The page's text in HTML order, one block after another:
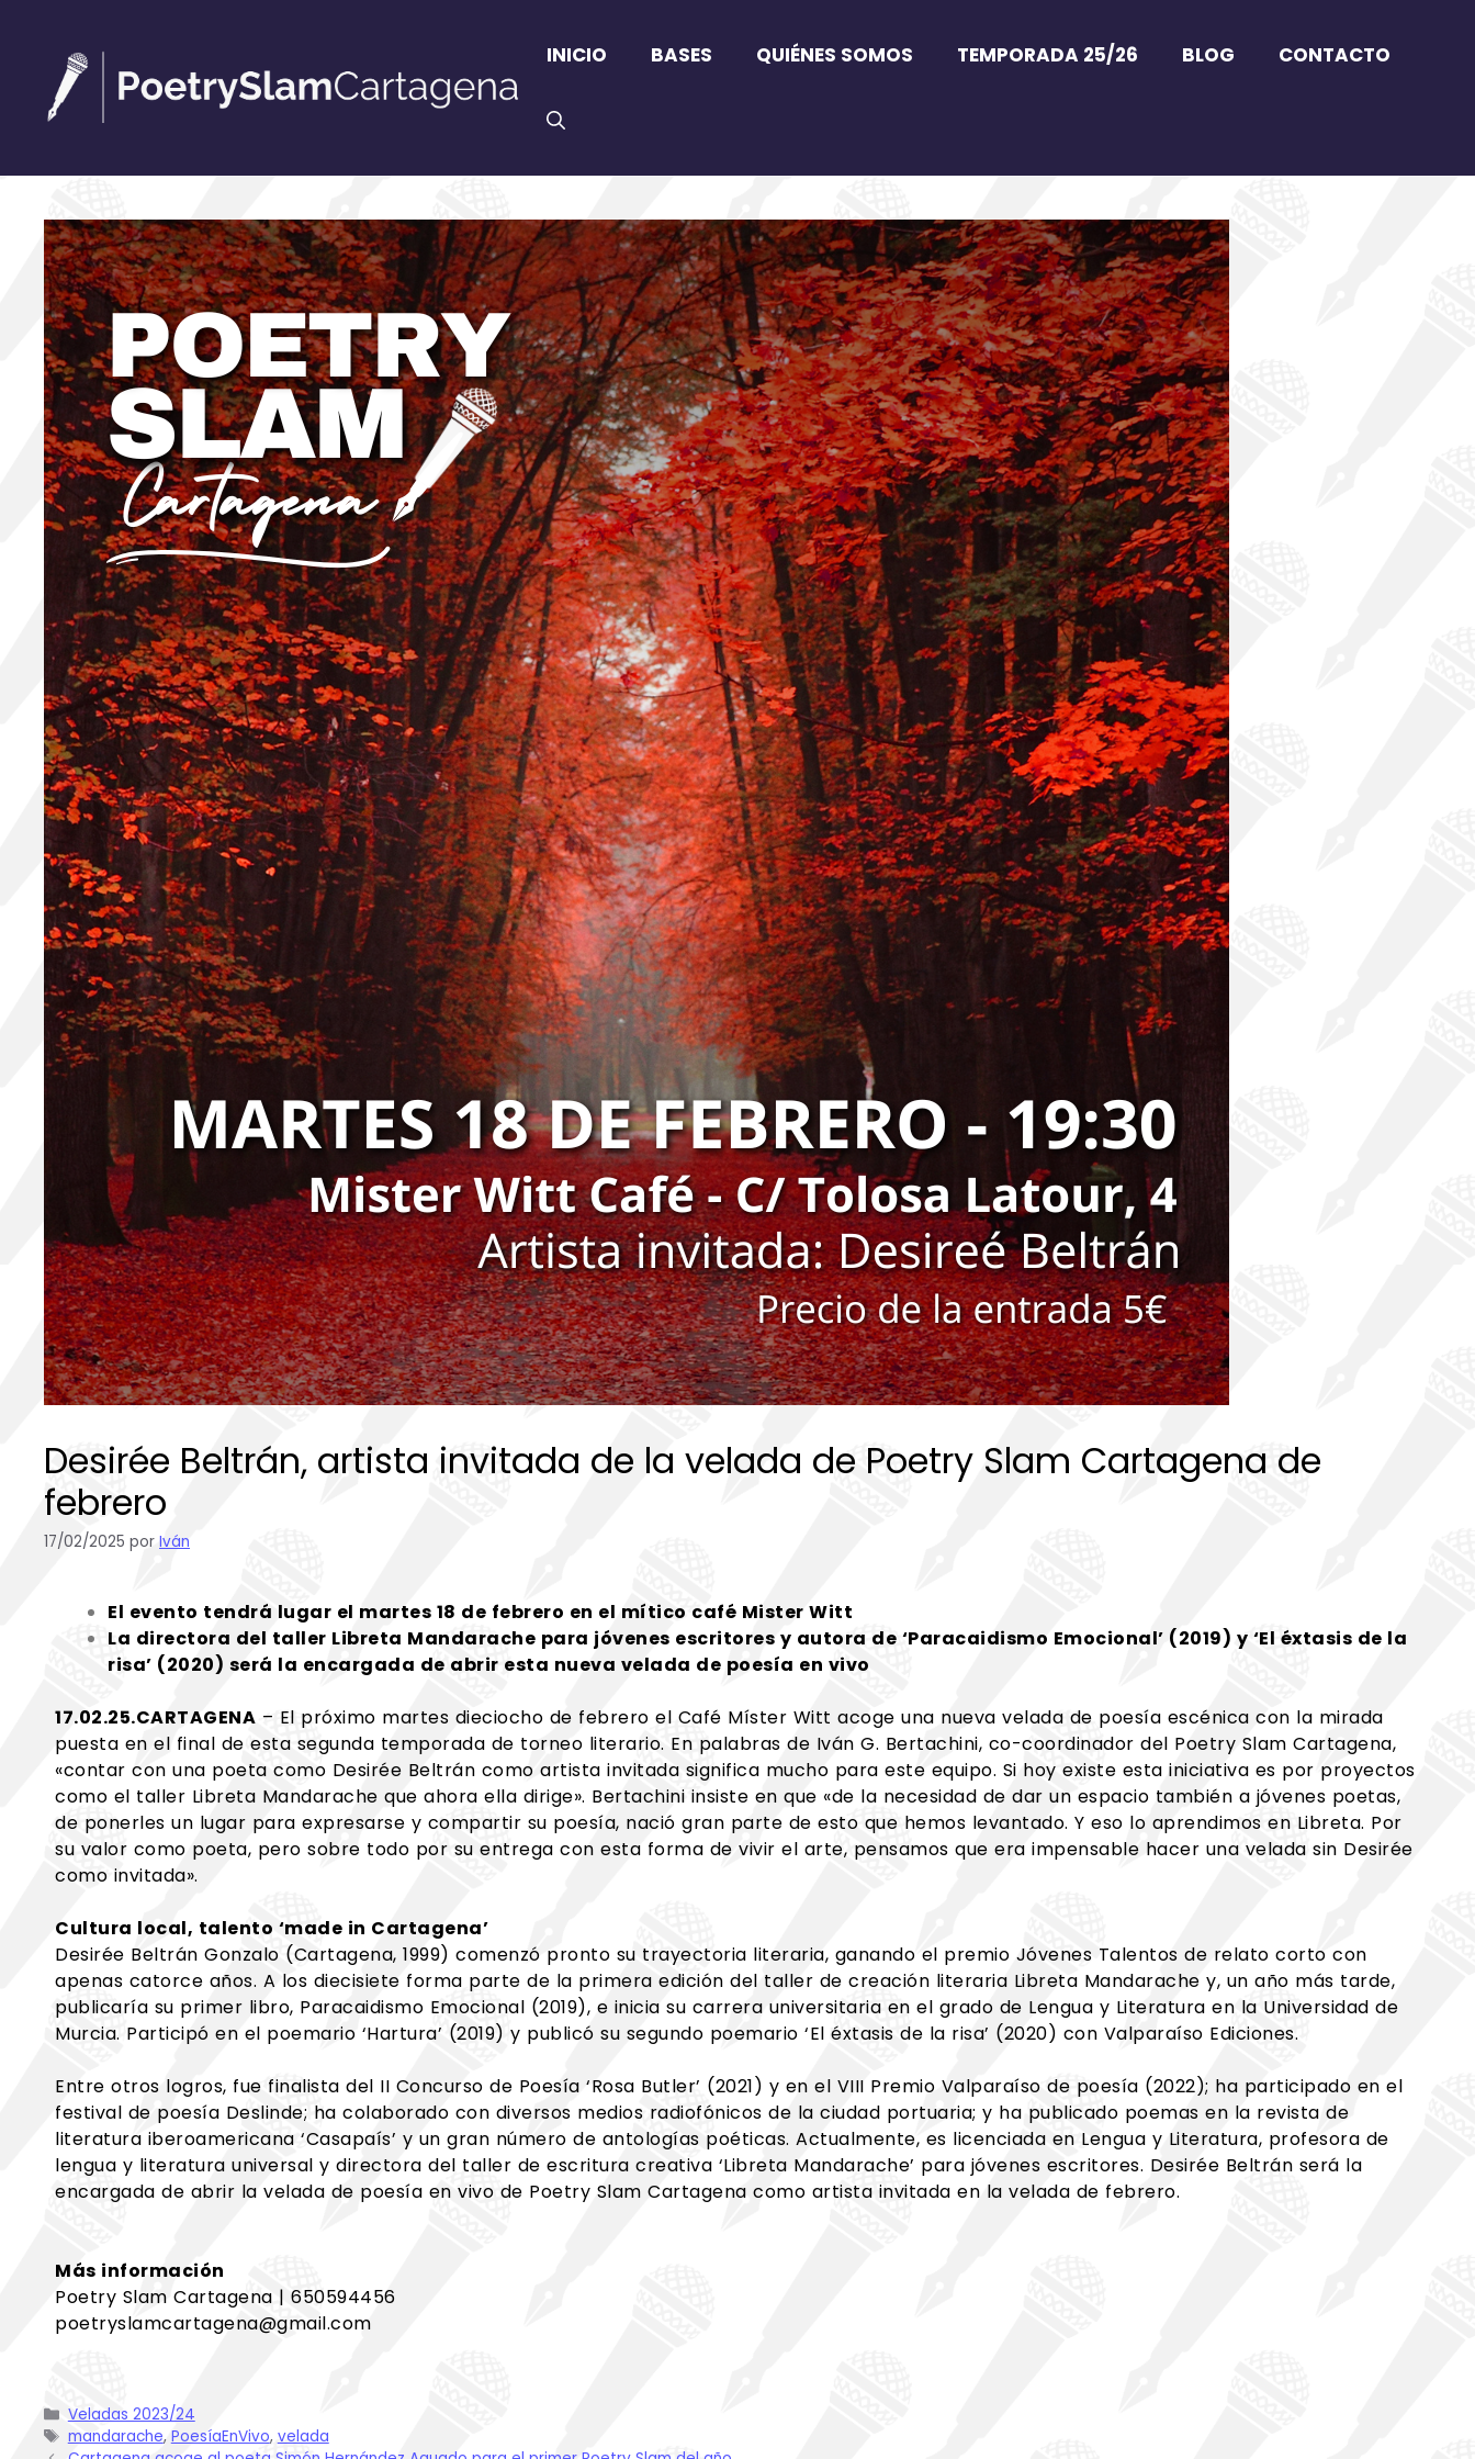
INICIO BASES QUIÉNES SOMOS TEMPORADA 25/26 BLOG CONTACTO
Desirée Beltrán, artista invitada de la velada de Poetry Slam Cartagena de
febrero
17/02/2025 por Iván
El evento tendrá lugar el martes 18 de febrero en el mítico café Mister Witt
La directora del taller Libreta Mandarache para jóvenes escritores y autora de ‘Paracaidismo Emocional’ (2019) y ‘El éxtasis de la
risa’ (2020) será la encargada de abrir esta nueva velada de poesía en vivo
17.02.25.CARTAGENA – El próximo martes dieciocho de febrero el Café Míster Witt acoge una nueva velada de poesía escénica con la mirada
puesta en el final de esta segunda temporada de torneo literario. En palabras de Iván G. Bertachini, co-coordinador del Poetry Slam Cartagena,
«contar con una poeta como Desirée Beltrán como artista invitada significa mucho para este equipo. Si hoy existe esta iniciativa es por proyectos
como el taller Libreta Mandarache que ahora ella dirige». Bertachini insiste en que «de la necesidad de dar un espacio también a jóvenes poetas,
de ponerles un lugar para expresarse y compartir su poesía, nació gran parte de esto que hemos levantado. Y eso lo aprendimos en Libreta. Por
su valor como poeta, pero sobre todo por su entrega con esta forma de vivir el arte, pensamos que era impensable hacer una velada sin Desirée
como invitada».
Cultura local, talento ‘made in Cartagena’
Desirée Beltrán Gonzalo (Cartagena, 1999) comenzó pronto su trayectoria literaria, ganando el premio Jóvenes Talentos de relato corto con
apenas catorce años. A los diecisiete forma parte de la primera edición del taller de creación literaria Libreta Mandarache y, un año más tarde,
publicaría su primer libro, Paracaidismo Emocional (2019), e inicia su carrera universitaria en el grado de Lengua y Literatura en la Universidad de
Murcia. Participó en el poemario ‘Hartura’ (2019) y publicó su segundo poemario ‘El éxtasis de la risa’ (2020) con Valparaíso Ediciones.
Entre otros logros, fue finalista del II Concurso de Poesía ‘Rosa Butler’ (2021) y en el VIII Premio Valparaíso de poesía (2022); ha participado en el
festival de poesía Deslinde; ha colaborado con diversos medios radiofónicos de la ciudad portuaria; y ha publicado poemas en la revista de
literatura iberoamericana ‘Casapaís’ y un gran número de antologías poéticas. Actualmente, es licenciada en Lengua y Literatura, profesora de
lengua y literatura universal y directora del taller de escritura creativa ‘Libreta Mandarache’ para jóvenes escritores. Desirée Beltrán será la
encargada de abrir la velada de poesía en vivo de Poetry Slam Cartagena como artista invitada en la velada de febrero.
Más información
Poetry Slam Cartagena | 650594456
poetryslamcartagena@gmail.com
Veladas 2023/24
mandarache, PoesíaEnVivo, velada